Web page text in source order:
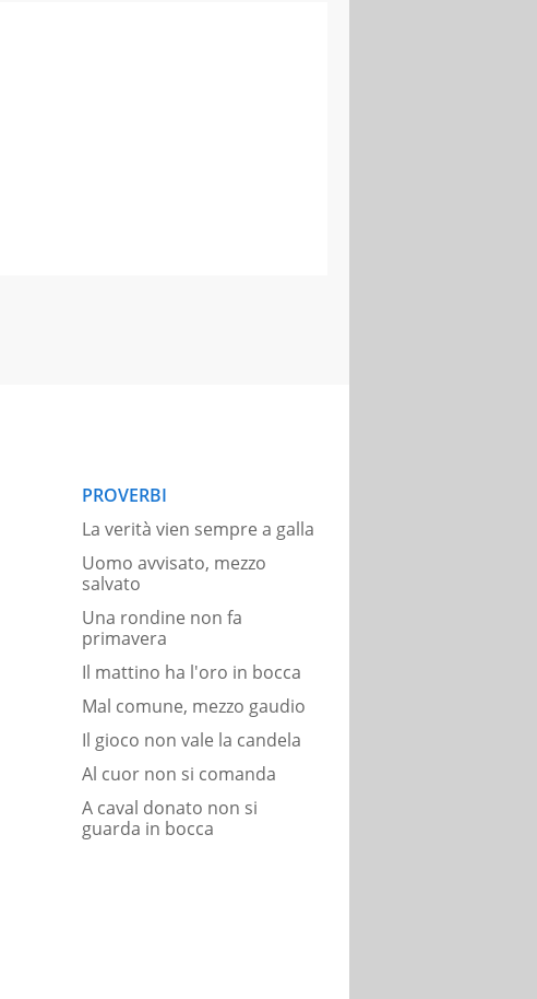
PROVERBI
La verità vien sempre a galla
Uomo avvisato, mezzo
salvato
Una rondine non fa
primavera
Il mattino ha l'oro in bocca
Mal comune, mezzo gaudio
Il gioco non vale la candela
Al cuor non si comanda
A caval donato non si
guarda in bocca